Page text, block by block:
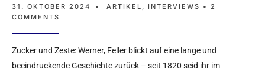
31. OKTOBER 2024 • ARTIKEL , INTERVIEWS • 2
COMMENTS
Zucker und Zeste: Werner, Feller blickt auf eine lange und
beeindruckende Geschichte zurück – seit 1820 seid ihr im